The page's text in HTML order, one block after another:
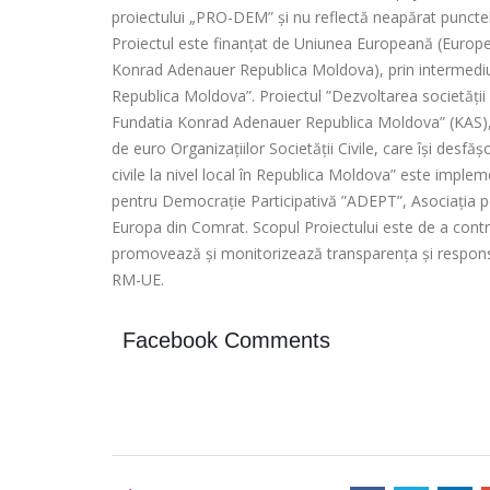
proiectului „PRO-DEM” și nu reflectă neapărat
Proiectul este finanțat de Uniunea Europeană
Konrad Adenauer Republica Moldova), prin
Republica Moldova”. Proiectul ”Dezvoltarea
Fundatia Konrad Adenauer Republica Moldova”
de euro Organizațiilor Societății Civile, care își
civile la nivel local în Republica Moldova” este
pentru Democrație Participativă ”ADEPT”, Asociația
Europa din Comrat. Scopul Proiectului este de a
promovează și monitorizează transparența și
RM-UE.
Facebook Comments